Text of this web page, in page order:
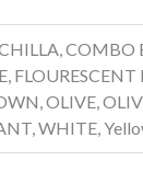
OLIVE,
WHITE,